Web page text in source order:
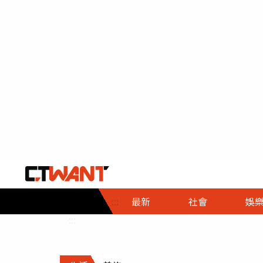
::: 最新 社會
社會首頁
時事
調查
娛樂
娛樂首頁
即時
財經首頁
熱線
政